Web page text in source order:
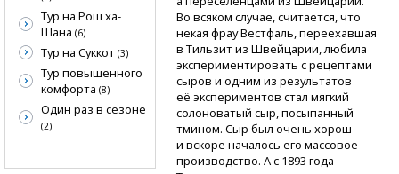
Во всяком случае, считается, что
некая фрау Вестфаль, переехавшая
в Тильзит из Швейцарии, любила
экспериментировать с рецептами
сыров и одним из результатов
её экспериментов стал мягкий
солоноватый сыр, посыпанный
тмином. Сыр был очень хорош
и вскоре началось его массовое
производство. А с 1893 года
Тур на Рош ха-
Шана (6)
Тур на Суккот (3)
Тур повышенного
комфорта (8)
Один раз в сезоне
(2)